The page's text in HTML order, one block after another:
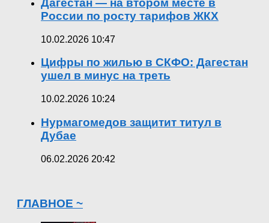
Дагестан — на втором месте в
России по росту тарифов ЖКХ
10.02.2026 10:47
Цифры по жилью в СКФО: Дагестан
ушел в минус на треть
10.02.2026 10:24
Нурмагомедов защитит титул в
Дубае
06.02.2026 20:42
ГЛАВНОЕ ~